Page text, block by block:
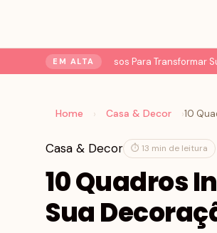
EM ALTA
do Dinheiro: 7 Passos Para Transformar Sua
Home › Casa & Decor ›
Casa & Decor ⏱ 13 min de leitura
10 Quadros
Sua